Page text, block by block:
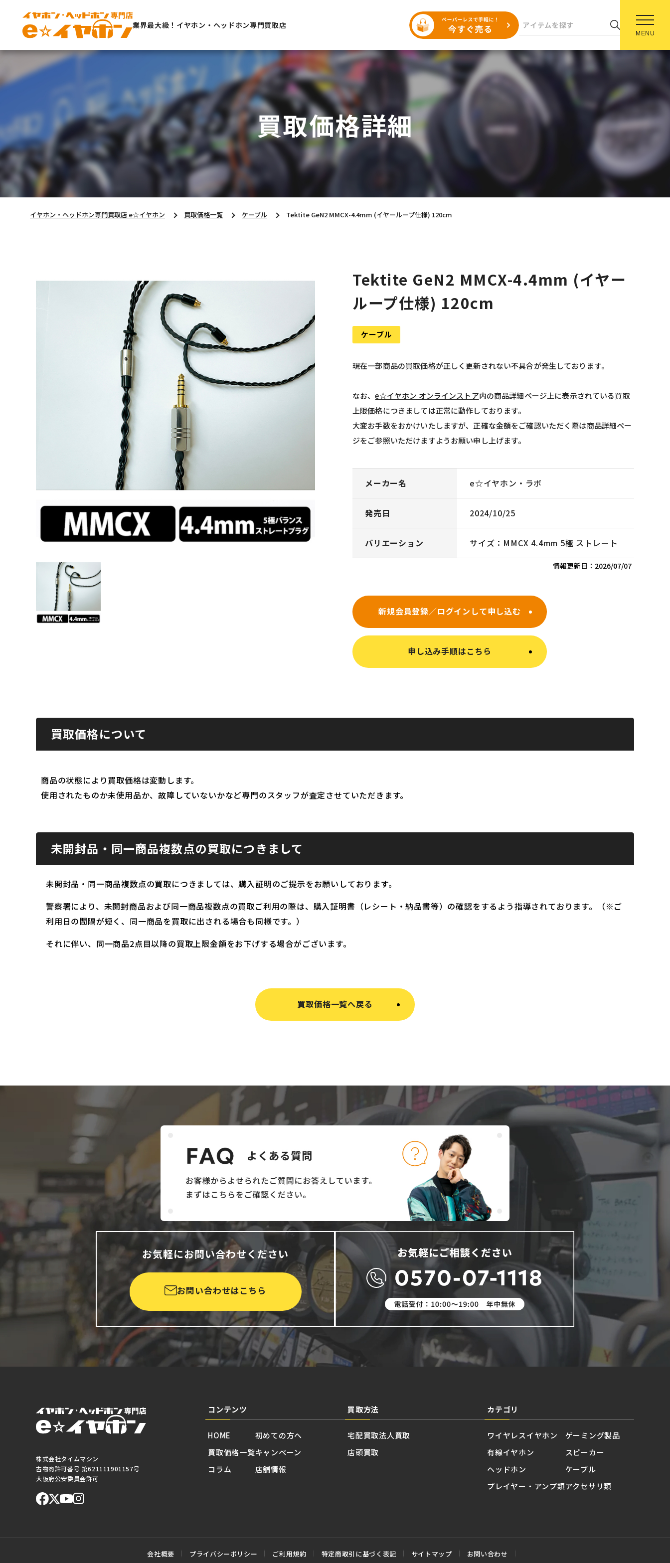
業界最大級！イヤホン・ヘッドホン専門買取店
MENU
買取価格詳細
イヤホン・ヘッドホン専門買取店 e☆イヤホン 買取価格一覧 ケーブル Tektite GeN2 MMCX-4.4mm (イヤーループ仕様) 120cm
Tektite GeN2 MMCX-4.4mm (イヤー
ループ仕様) 120cm
ケーブル
現在一部商品の買取価格が正しく更新されない不具合が発生しております。
なお、e☆イヤホン オンラインストア内の商品詳細ページ上に表示されている買取
上限価格につきましては正常に動作しております。
大変お手数をおかけいたしますが、正確な金額をご確認いただく際は商品詳細ペー
ジをご参照いただけますようお願い申し上げます。
メーカー名 e☆イヤホン・ラボ
発売日 2024/10/25
バリエーション サイズ：MMCX 4.4mm 5極 ストレート
情報更新日： 2026/07/07
新規会員登録／ログインして申し込む
申し込み手順はこちら
買取価格について
商品の状態により買取価格は変動します。
使用されたものか未使用品か、故障していないかなど専門のスタッフが査定させていただきます。
未開封品・同一商品複数点の買取につきまして
未開封品・同一商品複数点の買取につきましては、購入証明のご提示をお願いしております。
警察署により、未開封商品および同一商品複数点の買取ご利用の際は、購入証明書（レシート・納品書等）の確認をするよう指導されております。（※ご
利用日の間隔が短く、同一商品を買取に出される場合も同様です。）
それに伴い、同一商品2点目以降の買取上限金額をお下げする場合がございます。
買取価格一覧へ戻る
お気軽にお問い合わせください
お問い合わせはこちら
株式会社タイムマシン
古物商許可番号 第621111901157号
大阪府公安委員会許可
コンテンツ
HOME
買取価格一覧
コラム
初めての方へ
キャンペーン
店舗情報
買取方法
宅配買取
店頭買取
法人買取
カテゴリ
ワイヤレスイヤホン
有線イヤホン
ヘッドホン
プレイヤー・アンプ類
ゲーミング製品
スピーカー
ケーブル
アクセサリ類
会社概要 プライバシーポリシー ご利用規約 特定商取引に基づく表記 サイトマップ お問い合わせ